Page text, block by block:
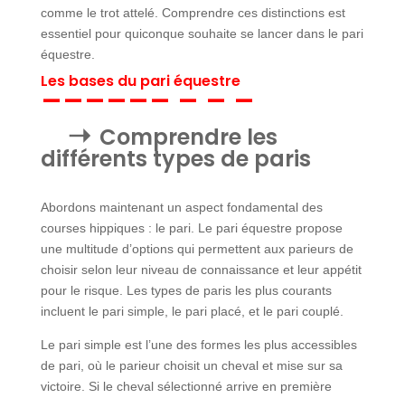
comme le trot attelé. Comprendre ces distinctions est
essentiel pour quiconque souhaite se lancer dans le pari
équestre.
Les bases du pari équestre
Comprendre les
différents types de paris
Abordons maintenant un aspect fondamental des
courses hippiques : le pari. Le pari équestre propose
une multitude d’options qui permettent aux parieurs de
choisir selon leur niveau de connaissance et leur appétit
pour le risque. Les types de paris les plus courants
incluent le pari simple, le pari placé, et le pari couplé.
Le pari simple est l’une des formes les plus accessibles
de pari, où le parieur choisit un cheval et mise sur sa
victoire. Si le cheval sélectionné arrive en première